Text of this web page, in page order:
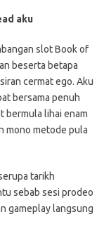
aku
slot Book of
beserta betapa
cermat ego. Aku
bersama penuh
bermula lihai enam
mono metode pula
tarikh
sebab sesi prodeo
gameplay langsung